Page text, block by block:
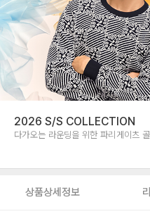
2026 S/S COLLECTION
다가오는 라운딩을 위한 파리게이츠
상품상세정보